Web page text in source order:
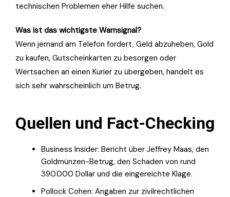
technischen Problemen eher Hilfe suchen.
Was ist das wichtigste Warnsignal?
Wenn jemand am Telefon fordert, Geld abzuheben, Gold
zu kaufen, Gutscheinkarten zu besorgen oder
Wertsachen an einen Kurier zu übergeben, handelt es
sich sehr wahrscheinlich um Betrug.
Quellen und Fact-Checking
Business Insider: Bericht über Jeffrey Maas, den
Goldmünzen-Betrug, den Schaden von rund
390.000 Dollar und die eingereichte Klage.
Pollock Cohen: Angaben zur zivilrechtlichen